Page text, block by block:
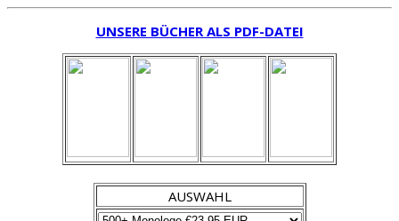
UNSERE BÜCHER ALS PDF-DATEI
AUSWAHL